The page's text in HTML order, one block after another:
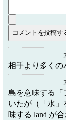
相手より多くの
島を意味する「
いたが（「水」
味する land が